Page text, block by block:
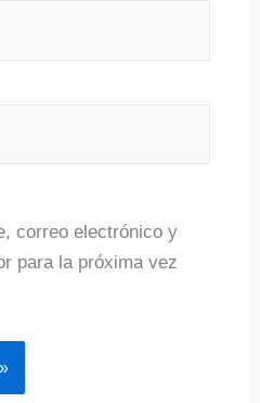
correo electrónico y
para la próxima vez